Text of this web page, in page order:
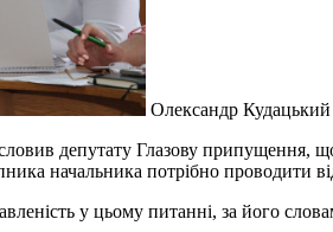
Олександр
депутату Глазову припущення,
начальника потрібно проводити
у цьому питанні, за його